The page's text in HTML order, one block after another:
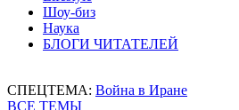
Шоу-биз
Наука
БЛОГИ ЧИТАТЕЛЕЙ
СПЕЦТЕМА: Война в Иране
ВСЕ ТЕМЫ